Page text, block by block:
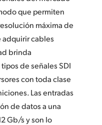
que permiten
máxima de
adquirir cables
brinda
de señales SDI
con toda clase
Las entradas
de datos a una
Gb/s y son lo